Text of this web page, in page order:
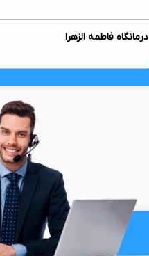
درمانگاه فاطمه الزهرا